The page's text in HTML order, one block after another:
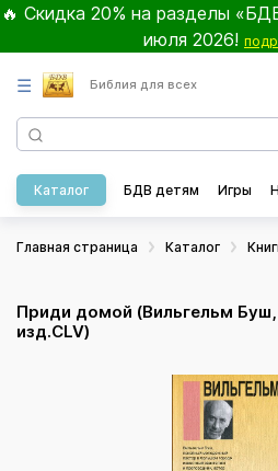
🔥 Скидка 20% на разделы
июля 2026!
☰ Библия для всех
Каталог БДВ детям Игры
Главная страница Каталог
Приди домой (Вильгельм Буш,
изд.CLV)